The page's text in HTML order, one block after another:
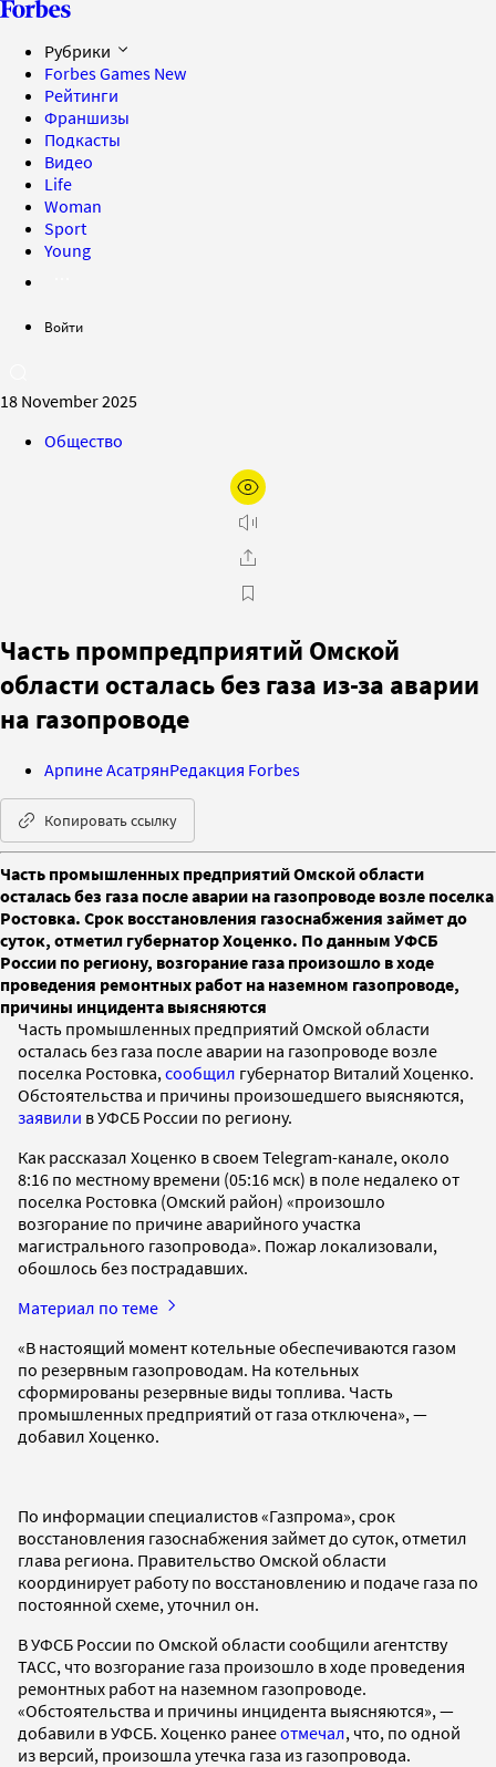
Рубрики
Forbes Games New
Рейтинги
Франшизы
Подкасты
Видео
Life
Woman
Sport
Young
Войти
18 November 2025
Общество
Часть промпредприятий Омской
области осталась без газа из-за аварии
на газопроводе
Арпине АсатрянРедакция Forbes
Копировать ссылку
Часть промышленных предприятий Омской области
осталась без газа после аварии на газопроводе возле поселка
Ростовка. Срок восстановления газоснабжения займет до
суток, отметил губернатор Хоценко. По данным УФСБ
России по региону, возгорание газа произошло в ходе
проведения ремонтных работ на наземном газопроводе,
причины инцидента выясняются
Часть промышленных предприятий Омской области
осталась без газа после аварии на газопроводе возле
поселка Ростовка, сообщил губернатор Виталий Хоценко.
Обстоятельства и причины произошедшего выясняются,
заявили в УФСБ России по региону.
Как рассказал Хоценко в своем Telegram-канале, около
8:16 по местному времени (05:16 мск) в поле недалеко от
поселка Ростовка (Омский район) «произошло
возгорание по причине аварийного участка
магистрального газопровода». Пожар локализовали,
обошлось без пострадавших.
Материал по теме
«В настоящий момент котельные обеспечиваются газом
по резервным газопроводам. На котельных
сформированы резервные виды топлива. Часть
промышленных предприятий от газа отключена», —
добавил Хоценко.
По информации специалистов «Газпрома», срок
восстановления газоснабжения займет до суток, отметил
глава региона. Правительство Омской области
координирует работу по восстановлению и подаче газа по
постоянной схеме, уточнил он.
В УФСБ России по Омской области сообщили агентству
ТАСС, что возгорание газа произошло в ходе проведения
ремонтных работ на наземном газопроводе.
«Обстоятельства и причины инцидента выясняются», —
добавили в УФСБ. Хоценко ранееотмечал, что, по одной
из версий, произошла утечка газа из газопровода.